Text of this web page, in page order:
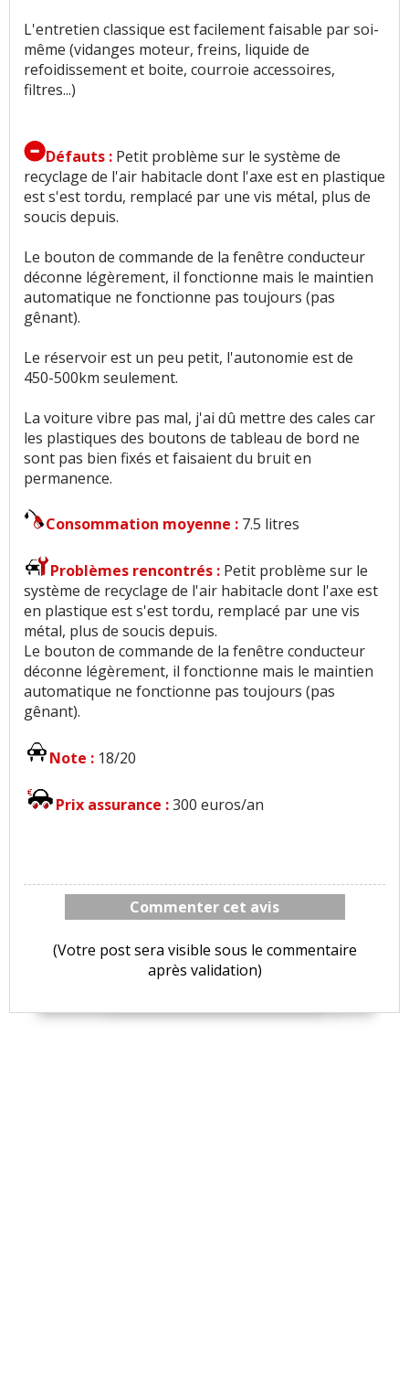
L'entretien classique est facilement faisable par soi-
même (vidanges moteur, freins, liquide de
refoidissement et boite, courroie accessoires,
filtres...)
Défauts : Petit problème sur le système de
recyclage de l'air habitacle dont l'axe est en plastique
est s'est tordu, remplacé par une vis métal, plus de
soucis depuis.
Le bouton de commande de la fenêtre conducteur
déconne légèrement, il fonctionne mais le maintien
automatique ne fonctionne pas toujours (pas
gênant).
Le réservoir est un peu petit, l'autonomie est de
450-500km seulement.
La voiture vibre pas mal, j'ai dû mettre des cales car
les plastiques des boutons de tableau de bord ne
sont pas bien fixés et faisaient du bruit en
permanence.
Consommation moyenne : 7.5 litres
Problèmes rencontrés : Petit problème sur le
système de recyclage de l'air habitacle dont l'axe est
en plastique est s'est tordu, remplacé par une vis
métal, plus de soucis depuis.
Le bouton de commande de la fenêtre conducteur
déconne légèrement, il fonctionne mais le maintien
automatique ne fonctionne pas toujours (pas
gênant).
Note : 18/20
Prix assurance :300 euros/an
Commenter cet avis
(Votre post sera visible sous le commentaire
après validation)